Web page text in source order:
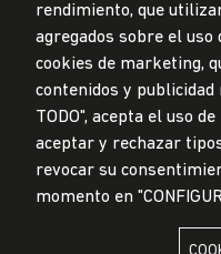
© Universidad de Lima,
All Rights Reserved
Designed by Partners
UNIVERSIDAD DE LIMA IS
rendimiento, que
agregados sobre el
cookies de marketing,
contenidos y publicidad
TODO", acepta el uso
aceptar y rechazar
revocar su
momento en